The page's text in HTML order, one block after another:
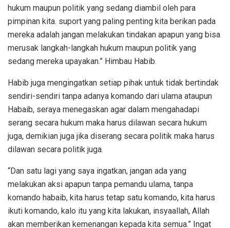
hukum maupun politik yang sedang diambil oleh para
pimpinan kita. suport yang paling penting kita berikan pada
mereka adalah jangan melakukan tindakan apapun yang bisa
merusak langkah-langkah hukum maupun politik yang
sedang mereka upayakan.” Himbau Habib.
Habib juga mengingatkan setiap pihak untuk tidak bertindak
sendiri-sendiri tanpa adanya komando dari ulama ataupun
Habaib, seraya menegaskan agar dalam mengahadapi
serang secara hukum maka harus dilawan secara hukum
juga, demikian juga jika diserang secara politik maka harus
dilawan secara politik juga.
“Dan satu lagi yang saya ingatkan, jangan ada yang
melakukan aksi apapun tanpa pemandu ulama, tanpa
komando habaib, kita harus tetap satu komando, kita harus
ikuti komando, kalo itu yang kita lakukan, insyaallah, Allah
akan memberikan kemenangan kepada kita semua.” Ingat